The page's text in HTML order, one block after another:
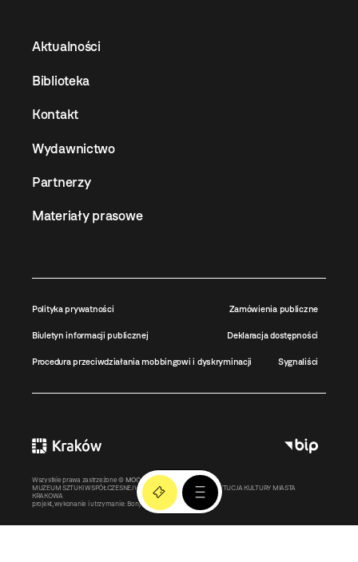
Aktualności
Biblioteka
Kontakt
Wydawnictwo
Partnerzy
Materiały prasowe
Polityka prywatności Zamówienia publiczne
Biuletyn informacji publicznej Deklaracja dostępności
Procedura przeciwdziałania mobbingowi i dyskryminacji Sygnaliści
Wszystkie prawa zastrzeżone © MOCAK2011-2026
MUZEUM SZTUKI WSPÓŁCZESNEJ W KRAKOWIE MOCAK – INSTYTUCJA KULTURY MIASTA
KRAKOWA
projekt, wykonanie i utrzymanie: Bonjour.pl